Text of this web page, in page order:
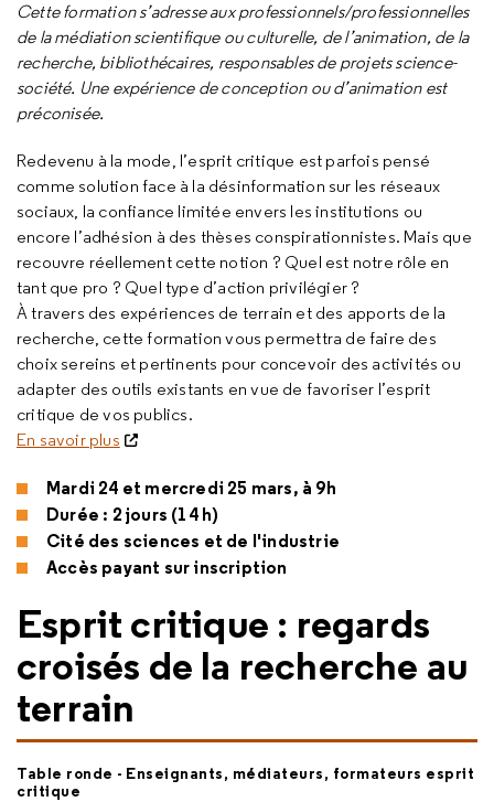
Cette formation s’adresse aux professionnels/professionnelles
de la médiation scientifique ou culturelle, de l’animation, de la
recherche, bibliothécaires, responsables de projets science-
société. Une expérience de conception ou d’animation est
préconisée.
Redevenu à la mode, l’esprit critique est parfois pensé
comme solution face à la désinformation sur les réseaux
sociaux, la confiance limitée envers les institutions ou
encore l’adhésion à des thèses conspirationnistes. Mais que
recouvre réellement cette notion ? Quel est notre rôle en
tant que pro ? Quel type d’action privilégier ?
À travers des expériences de terrain et des apports de la
recherche, cette formation vous permettra de faire des
choix sereins et pertinents pour concevoir des activités ou
adapter des outils existants en vue de favoriser l’esprit
critique de vos publics.
En savoir plus
Mardi 24 et mercredi 25 mars, à 9h
Durée : 2 jours (14 h)
Cité des sciences et de l'industrie
Accès payant sur inscription
Esprit critique : regards
croisés de la recherche au
terrain
Table ronde - Enseignants, médiateurs, formateurs esprit
critique